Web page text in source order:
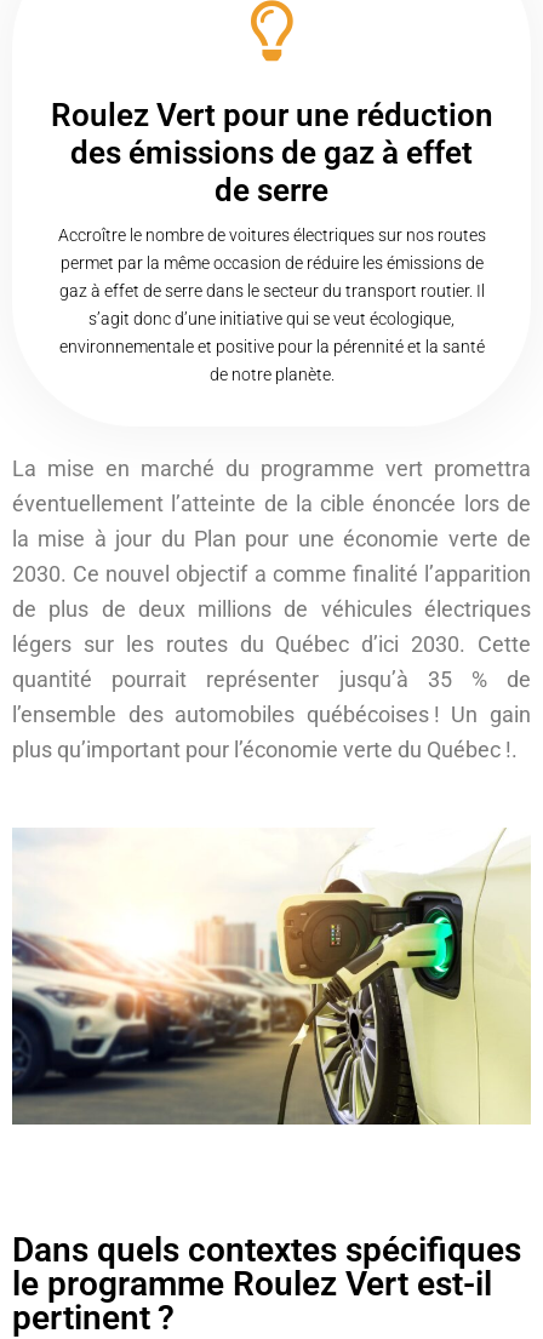
Roulez Vert pour une réduction
des émissions de gaz à effet
de serre
Accroître le nombre de voitures électriques sur nos routes
permet par la même occasion de réduire les émissions de
gaz à effet de serre dans le secteur du transport routier. Il
s’agit donc d’une initiative qui se veut écologique,
environnementale et positive pour la pérennité et la santé
de notre planète.
La mise en marché du programme vert promettra
éventuellement l’atteinte de la cible énoncée lors de
la mise à jour du Plan pour une économie verte de
2030. Ce nouvel objectif a comme finalité l’apparition
de plus de deux millions de véhicules électriques
légers sur les routes du Québec d’ici 2030. Cette
quantité pourrait représenter jusqu’à 35 % de
l’ensemble des automobiles québécoises ! Un gain
plus qu’important pour l’économie verte du Québec !.
Dans quels contextes spécifiques
le programme Roulez Vert est-il
pertinent ?